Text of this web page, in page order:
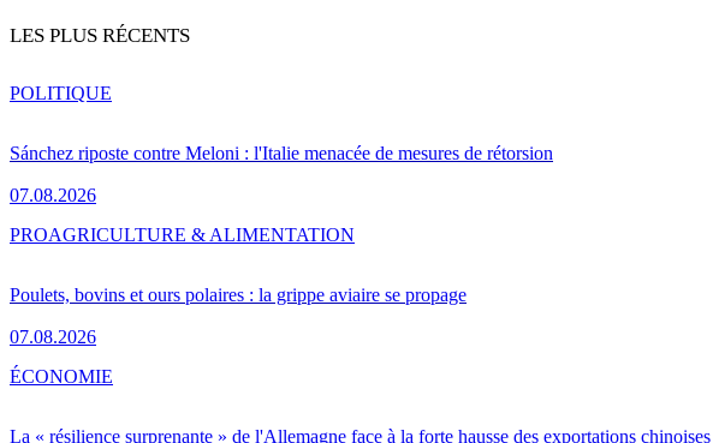
LES PLUS RÉCENTS
Sánchez riposte contre Meloni : l'Italie menacée de mesures de rétorsion
07.08.2026
POLITIQUE
Poulets, bovins et ours polaires : la grippe aviaire se propage
07.08.2026
PROAGRICULTURE & ALIMENTATION
La « résilience surprenante » de l'Allemagne face à la forte hausse des exportations chinoises
ÉCONOMIE